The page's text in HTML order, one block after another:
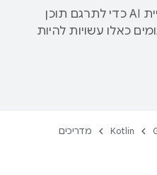
‫Google משתמשת בטכנולוגיית AI כדי לתרגם תוכן
כאלו עשויות להיות
Kotlin מדריכים